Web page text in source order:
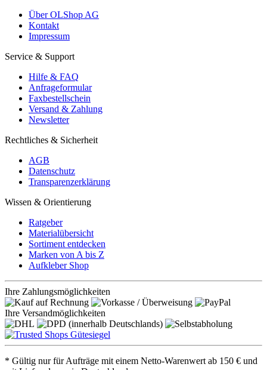
Über OLShop AG
Kontakt
Impressum
Service & Support
Hilfe & FAQ
Anfrageformular
Faxbestellschein
Versand & Zahlung
Newsletter
Rechtliches & Sicherheit
AGB
Datenschutz
Transparenzerklärung
Wissen & Orientierung
Ratgeber
Materialübersicht
Sortiment entdecken
Marken von A bis Z
Aufkleber Shop
Ihre Zahlungsmöglichkeiten
Ihre Versandmöglichkeiten
* Gültig nur für Aufträge mit einem Netto-Warenwert ab 150 € und